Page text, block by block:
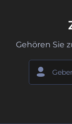
Gehören Sie